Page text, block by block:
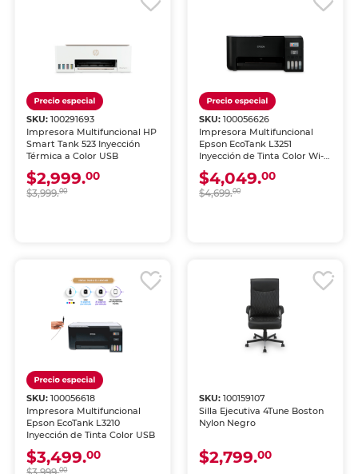
SKU:100291693
Impresora Multifuncional HP
Smart Tank 523 Inyección
Térmica a Color USB
$2,999.00
$3,999.00
SKU: 100056626
Impresora Multifuncional
Epson EcoTank L3251
Inyección de Tinta Color Wi-
Fi
$4,049.00
$4,699.00
SKU:100056618
Impresora Multifuncional
Epson EcoTank L3210
Inyección de Tinta Color USB
$3,499.00
00
SKU: 100159107
Silla Ejecutiva 4Tune Boston
Nylon Negro
$2,799.00